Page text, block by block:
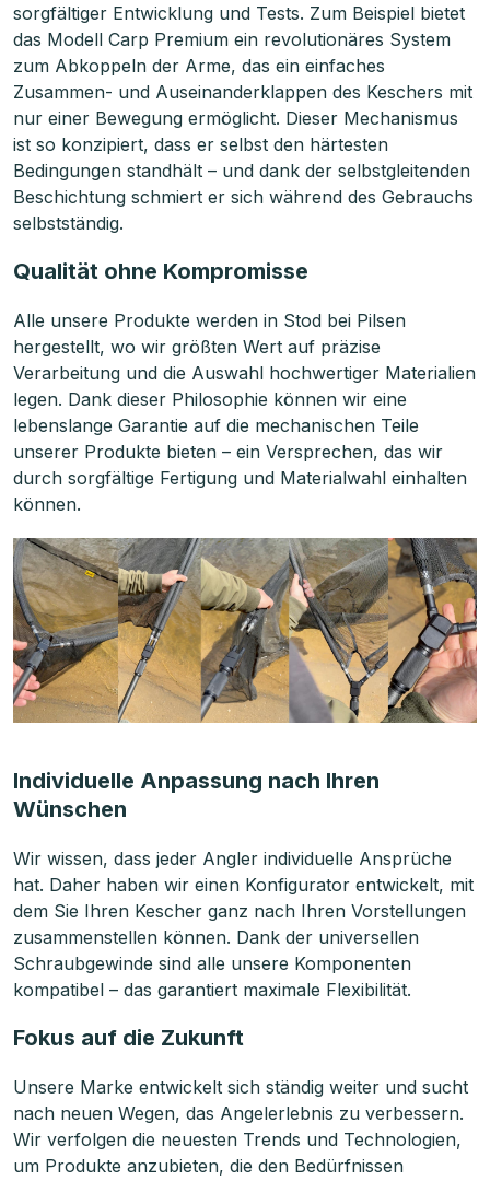
sorgfältiger Entwicklung und Tests. Zum Beispiel bietet
das Modell Carp Premium ein revolutionäres System
zum Abkoppeln der Arme, das ein einfaches
Zusammen- und Auseinanderklappen des Keschers mit
nur einer Bewegung ermöglicht. Dieser Mechanismus
ist so konzipiert, dass er selbst den härtesten
Bedingungen standhält – und dank der selbstgleitenden
Beschichtung schmiert er sich während des Gebrauchs
selbstständig.
Qualität ohne Kompromisse
Alle unsere Produkte werden in Stod bei Pilsen
hergestellt, wo wir größten Wert auf präzise
Verarbeitung und die Auswahl hochwertiger Materialien
legen. Dank dieser Philosophie können wir eine
lebenslange Garantie auf die mechanischen Teile
unserer Produkte bieten – ein Versprechen, das wir
durch sorgfältige Fertigung und Materialwahl einhalten
können.
Individuelle Anpassung nach Ihren
Wünschen
Wir wissen, dass jeder Angler individuelle Ansprüche
hat. Daher haben wir einen Konfigurator entwickelt, mit
dem Sie Ihren Kescher ganz nach Ihren Vorstellungen
zusammenstellen können. Dank der universellen
Schraubgewinde sind alle unsere Komponenten
kompatibel – das garantiert maximale Flexibilität.
Fokus auf die Zukunft
Unsere Marke entwickelt sich ständig weiter und sucht
nach neuen Wegen, das Angelerlebnis zu verbessern.
Wir verfolgen die neuesten Trends und Technologien,
um Produkte anzubieten, die den Bedürfnissen